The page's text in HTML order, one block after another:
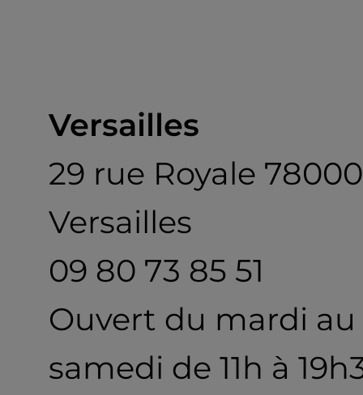
Versailles
29 rue Royale 78000
Versailles
09 80 73 85 51
Ouvert du mardi au
samedi de 11h à